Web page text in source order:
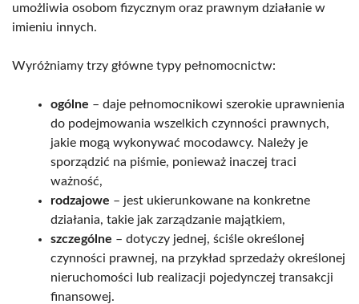
umożliwia osobom fizycznym oraz prawnym działanie w
imieniu innych.
Wyróżniamy trzy główne typy pełnomocnictw:
ogólne – daje pełnomocnikowi szerokie uprawnienia
do podejmowania wszelkich czynności prawnych,
jakie mogą wykonywać mocodawcy. Należy je
sporządzić na piśmie, ponieważ inaczej traci
ważność,
rodzajowe – jest ukierunkowane na konkretne
działania, takie jak zarządzanie majątkiem,
szczególne – dotyczy jednej, ściśle określonej
czynności prawnej, na przykład sprzedaży określonej
nieruchomości lub realizacji pojedynczej transakcji
finansowej.